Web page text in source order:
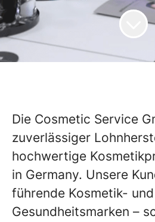
Die Cosmetic Service
zuverlässiger
hochwertige
in Germany. Unsere
führende Kosmetik- und
Gesundheitsmarken –